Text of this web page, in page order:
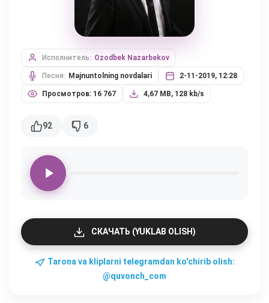
Исполнитель: Ozodbek Nazarbekov
Песня: Majnuntolning novdalari 2-11-2019, 12:28
Просмотров: 16 767 4,67 MB, 128 kb/s
92 6
СКАЧАТЬ (YUKLAB OLISH)
Tarona va kliplarni telegramdan ko'chirib olish:
@quvonch_com